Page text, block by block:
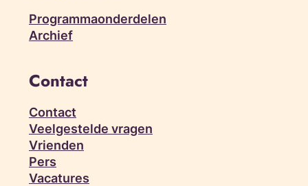
Programmaonderdelen
Archief
Contact
Contact
Veelgestelde vragen
Vrienden
Pers
Vacatures